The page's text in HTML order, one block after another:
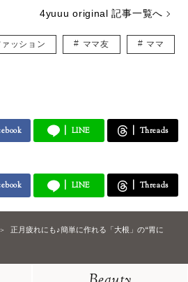
4yuuu original 記事一覧へ
ァッション ママ友 ママ
LINE Threads
LINE Threads
正月疲れにも♪簡単に作れる「大根」の“胃に